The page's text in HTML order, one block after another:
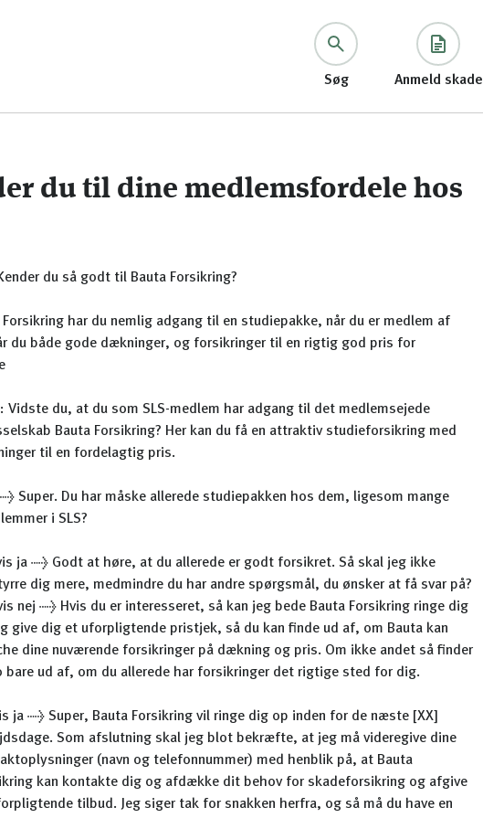
Søg Anmeld skade
du til dine medlemsfordele hos
du så godt til Bauta Forsikring?
Forsikring har du nemlig adgang til en studiepakke, når du er medlem af
du både gode dækninger, og forsikringer til en rigtig god pris for
Vidste du, at du som SLS-medlem har adgang til det medlemsejede
Bauta Forsikring? Her kan du få en attraktiv studieforsikring med
til en fordelagtig pris.
Super. Du har måske allerede studiepakken hos dem, ligesom mange
i SLS?
ja → Godt at høre, at du allerede er godt forsikret. Så skal jeg ikke
dig mere, medmindre du har andre spørgsmål, du ønsker at få svar på?
nej → Hvis du er interesseret, så kan jeg bede Bauta Forsikring ringe dig
give dig et uforpligtende pristjek, så du kan finde ud af, om Bauta kan
dine nuværende forsikringer på dækning og pris. Om ikke andet så finder
bare ud af, om du allerede har forsikringer det rigtige sted for dig.
ja → Super, Bauta Forsikring vil ringe dig op inden for de næste [XX]
Som afslutning skal jeg blot bekræfte, at jeg må videregive dine
(navn og telefonnummer) med henblik på, at Bauta
kan kontakte dig og afdække dit behov for skadeforsikring og afgive
tilbud. Jeg siger tak for snakken herfra, og så må du have en